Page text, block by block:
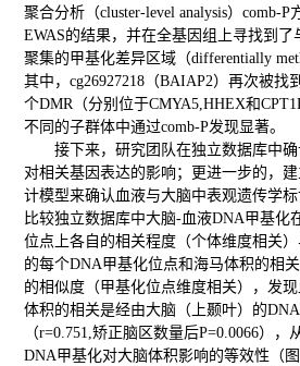
聚合分析（cluster-level analysis）comb-
EWAS的结果，并在全基因组上寻找到
聚集的甲基化差异区域（differentially
其中，cg26927218（BAIAP2）再次被找
个DMR（分别位于CMYA5,HHEX和
不同的子群体中通过comb-P发现显著。
接下来，研究团队在独立数据库中
对相关基因表达的影响；更进一步的，
计模型来确认血液与大脑中表观遗传学
比较独立数据库中大脑-血液DNA甲基化
位点上各自的相关程度（个体维度相关
的每个DNA甲基化位点和海马体积的相
的相似度（甲基化位点维度相关），发
体积的相关是经由大脑（上颞叶）的
（r=0.751,矫正脑区数量后P=0.0066）
DNA甲基化对大脑体积影响的等效性（